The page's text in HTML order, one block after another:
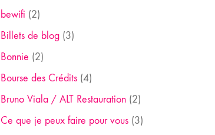
bewifi (2)
Billets de blog(3)
Bonnie (2)
Bourse des Crédits(4)
Bruno Viala / ALT Restauration(2)
Ce que je peux faire pour vous(3)